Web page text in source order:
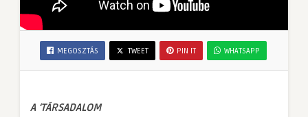
MEGOSZTÁS TWEET PIN IT WHATSAPP
A ‘TÁRSADALOM